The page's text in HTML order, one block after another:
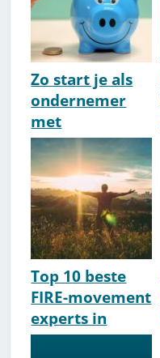
Zo start je als
ondernemer
met
pensioenbelegg
en [How-To]
Top 10 beste
FIRE-movement
experts in
Nederland